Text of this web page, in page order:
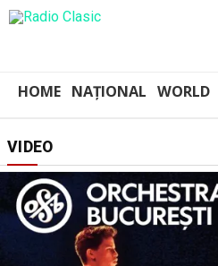
HOME NAȚIONAL WORLD
VIDEO